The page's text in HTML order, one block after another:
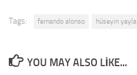
Tags: fernando alonso hüseyin yayla
YOU MAY ALSO LIKE...